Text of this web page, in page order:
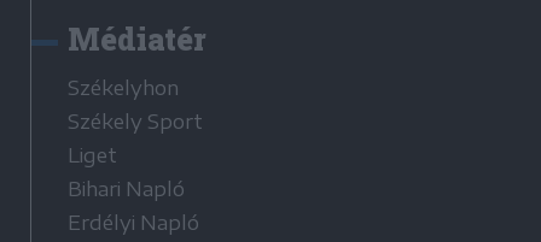
Médiatér
Székelyhon
Székely Sport
Liget
Bihari Napló
Erdélyi Napló